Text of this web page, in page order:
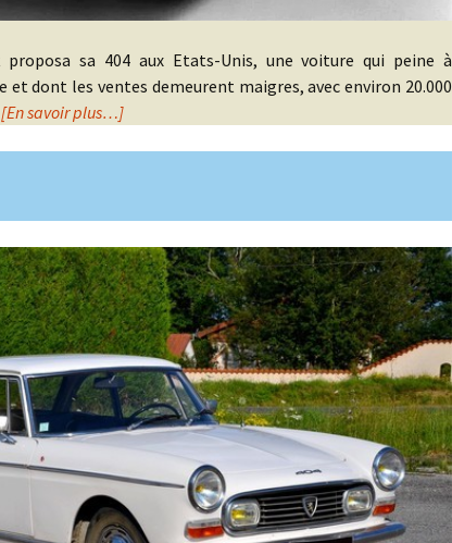
proposa sa 404 aux Etats-Unis, une voiture qui peine à
dont les ventes demeurent maigres, avec environ 20.000
[En savoir plus…]